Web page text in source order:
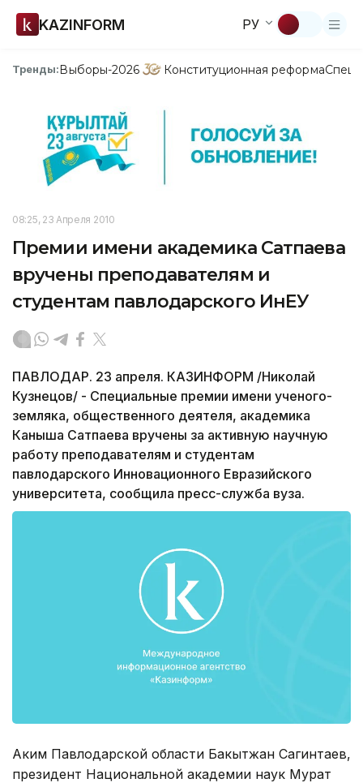
KAZINFORM РУ
Тренды:Выборы-2026 Конституционная реформа
08:25, 23 Апреля 2010
Премии имени академика Сатпаева
вручены преподавателям и
студентам павлодарского ИнЕУ
ПАВЛОДАР. 23 апреля. КАЗИНФОРМ /Николай
Кузнецов/ - Специальные премии имени ученого-
земляка, общественного деятеля, академика
Каныша Сатпаева вручены за активную научную
работу преподавателям и студентам
павлодарского Инновационного Евразийского
университета, сообщила пресс-служба вуза.
Аким Павлодарской области Бакытжан Сагинтаев,
президент Национальной академии наук Мурат